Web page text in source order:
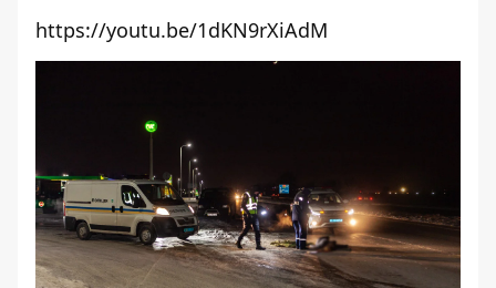
https://youtu.be/1dKN9rXiAdM